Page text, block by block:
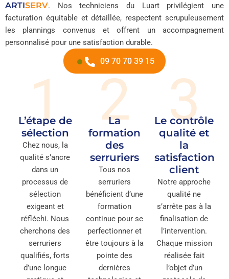
ARTISERV. Nos techniciens du Luart privilégient une
facturation équitable et détaillée, respectent scrupuleusement
les plannings convenus et offrent un accompagnement
personnalisé pour une satisfaction durable.
09 70 70 39 15
1
L’étape de
sélection
Chez nous, la
qualité s’ancre
dans un
processus de
sélection
exigeant et
réfléchi. Nous
cherchons des
serruriers
qualifiés, forts
d’une longue
2
La
formation
des
serruriers
Tous nos
serruriers
bénéficient d’une
formation
continue pour se
perfectionner et
être toujours à la
pointe des
dernières
3
Le contrôle
qualité et
la
satisfaction
client
Notre approche
qualité ne
s’arrête pas à la
finalisation de
l’intervention.
Chaque mission
réalisée fait
l’objet d’un